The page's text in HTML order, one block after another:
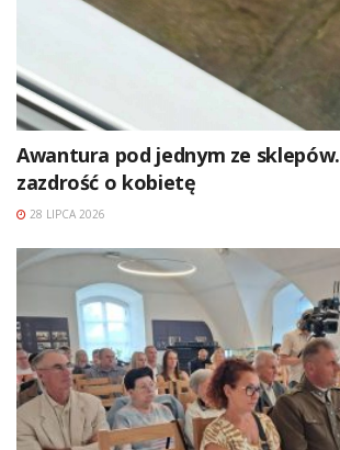
Awantura pod jednym ze
zazdrość o kobietę
28 LIPCA 2026